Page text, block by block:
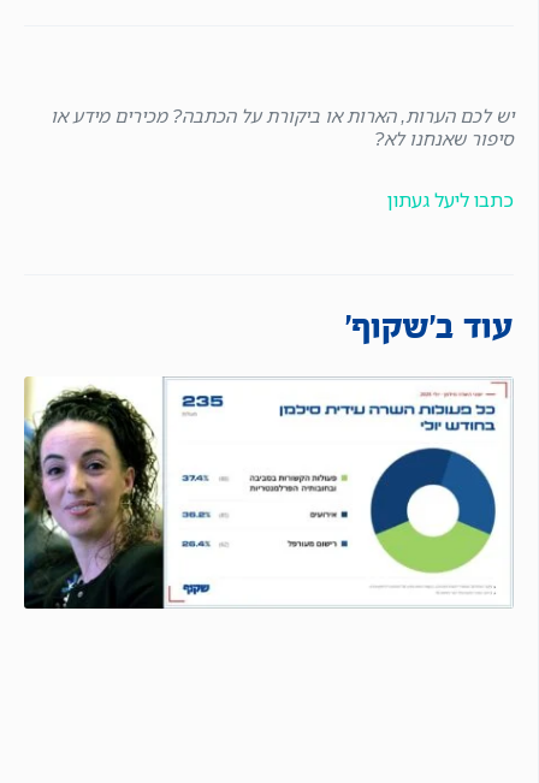
יש לכם הערות, הארות או ביקורת על הכתבה? מכירים מידע או
סיפור שאנחנו לא?
כתבו ליעל געתון
עוד ב'שקוף'